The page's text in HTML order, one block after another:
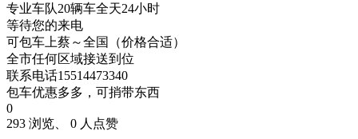
专业车队20辆车全天24小时
等待您的来电
可包车上蔡～全国（价格合适）
全市任何区域接送到位
联系电话15514473340
包车优惠多多，可捎带东西
0
293 浏览、 0 人点赞